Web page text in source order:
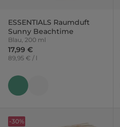
ESSENTIALS Raumduft
Sunny Beachtime
Blau, 200 ml
17,99 €
89,95 € / l
-30%